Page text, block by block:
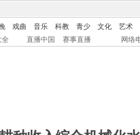
戏曲 音乐 科教 青少 文化
艺术
全 直播中国 赛事直播 网络